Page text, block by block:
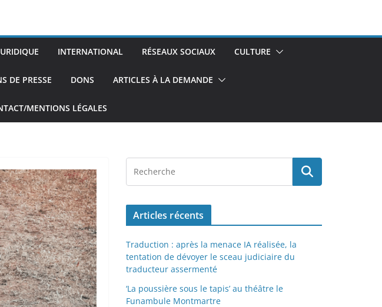
INTERNATIONAL RÉSEAUX SOCIAUX CULTURE
DE PRESSE DONS ARTICLES À LA DEMANDE
MENTIONS LÉGALES
Articles récents
Traduction : après la menace IA réalisée, la
tentation de dévoyer le sceau judiciaire du
traducteur assermenté
‘La poussière sous le tapis’ au théâtre le
Funambule Montmartre